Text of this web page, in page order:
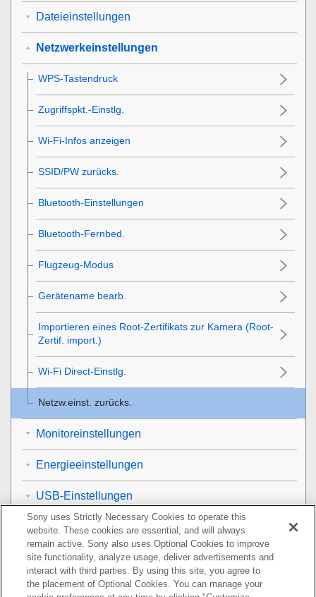
Dateieinstellungen
Netzwerkeinstellungen
WPS-Tastendruck
Zugriffspkt.-Einstlg.
Wi-Fi-Infos anzeigen
SSID/PW zurücks.
Bluetooth-Einstellungen
Bluetooth-Fernbed.
Flugzeug-Modus
Gerätename bearb.
Importieren eines Root-Zertifikats zur Kamera (Root-
Zertif. import.)
Wi-Fi Direct-Einstlg.
Netzw.einst. zurücks.
Monitoreinstellungen
Energieeinstellungen
USB-Einstellungen
Externe Ausgangseinstellungen
Allgemeine Einstellungen
Mit einem Smartphone verfügbare Funktionen
Sony uses Strictly Necessary Cookies to operate this
website. These cookies are essential, and will always
remain active. Sony also uses Optional Cookies to improve
site functionality, analyze usage, deliver advertisements and
interact with third parties. By using this site, you agree to
the placement of Optional Cookies. You can manage your